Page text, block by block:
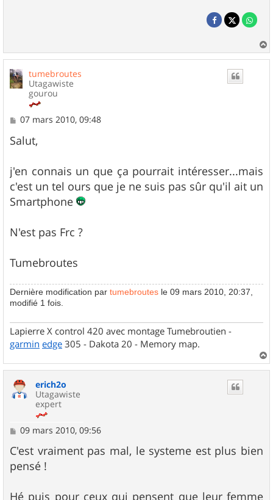
a
tumebroutes
Utagawiste
gourou
M
s
s
g
e
07 mars 2010, 09:48
Salut,
j'en connais un que ça pourrait intéresser...mais
c'est un tel ours que je ne suis pas sûr qu'il ait un
Smartphone
N'est pas Frc ?
Tumebroutes
Dernière modification par tumebroutes le 09 mars 2010, 20:37,
modifié 1 fois.
Lapierre X control 420 avec montage Tumebroutien -
garmin edge 305 - Dakota 20 - Memory map.
a
erich2o
Utagawiste
expert
M
s
s
a
09 mars 2010, 09:56
C'est vraiment pas mal, le systeme est plus bien
pensé !
Hé puis pour ceux qui pensent que leur femme